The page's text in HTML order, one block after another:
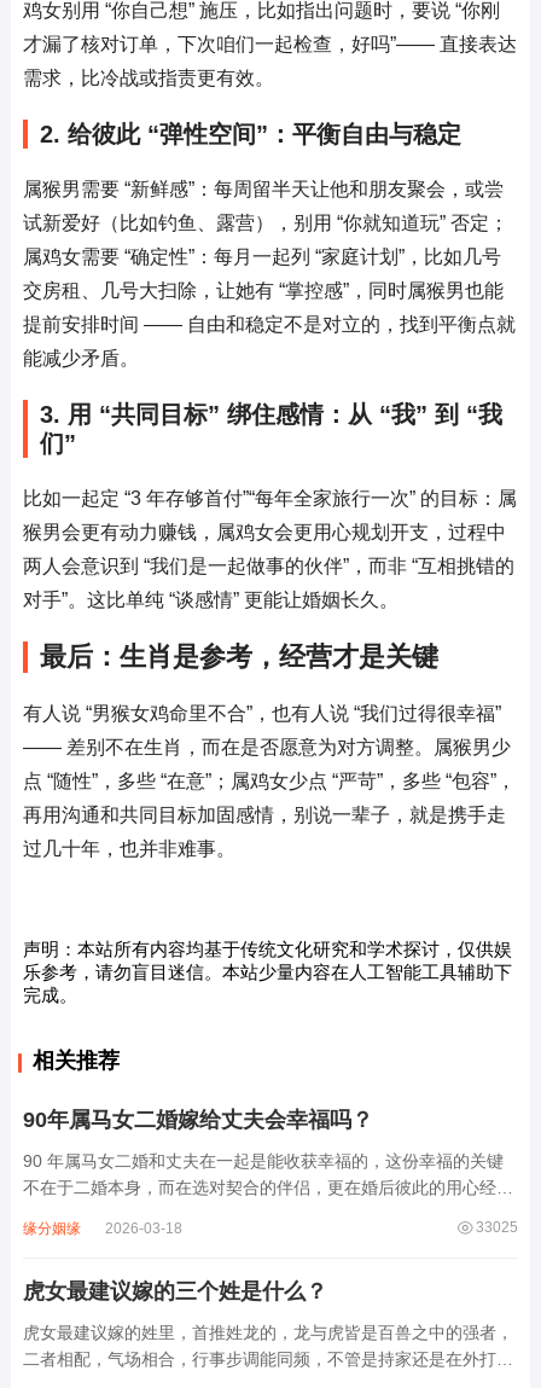
鸡女别用 “你自己想” 施压，比如指出问题时，要说 “你刚
才漏了核对订单，下次咱们一起检查，好吗”—— 直接表达
需求，比冷战或指责更有效。
2. 给彼此 “弹性空间”：平衡自由与稳定
属猴男需要 “新鲜感”：每周留半天让他和朋友聚会，或尝
试新爱好（比如钓鱼、露营），别用 “你就知道玩” 否定；
属鸡女需要 “确定性”：每月一起列 “家庭计划”，比如几号
交房租、几号大扫除，让她有 “掌控感”，同时属猴男也能
提前安排时间 —— 自由和稳定不是对立的，找到平衡点就
能减少矛盾。
3. 用 “共同目标” 绑住感情：从 “我” 到 “我
们”
比如一起定 “3 年存够首付”“每年全家旅行一次” 的目标：属
猴男会更有动力赚钱，属鸡女会更用心规划开支，过程中
两人会意识到 “我们是一起做事的伙伴”，而非 “互相挑错的
对手”。这比单纯 “谈感情” 更能让婚姻长久。
最后：生肖是参考，经营才是关键
有人说 “男猴女鸡命里不合”，也有人说 “我们过得很幸福”
—— 差别不在生肖，而在是否愿意为对方调整。属猴男少
点 “随性”，多些 “在意”；属鸡女少点 “严苛”，多些 “包容”，
再用沟通和共同目标加固感情，别说一辈子，就是携手走
过几十年，也并非难事。
声明：本站所有内容均基于传统文化研究和学术探讨，仅供娱
乐参考，请勿盲目迷信。本站少量内容在人工智能工具辅助下
完成。
相关推荐
90年属马女二婚嫁给丈夫会幸福吗？
90 年属马女二婚和丈夫在一起是能收获幸福的，这份幸福的关键
不在于二婚本身，而在选对契合的伴侣，更在婚后彼此的用心经
二婚的婚姻生活能过得安稳舒心。90 年属马女生肖为午马，传统
33025
缘分姻缘 2026-03-18
虎女最建议嫁的三个姓是什么？
虎女最建议嫁的姓里，首推姓龙的，龙与虎皆是百兽之中的强者，
二者相配，气场相合，行事步调能同频，不管是持家还是在外打